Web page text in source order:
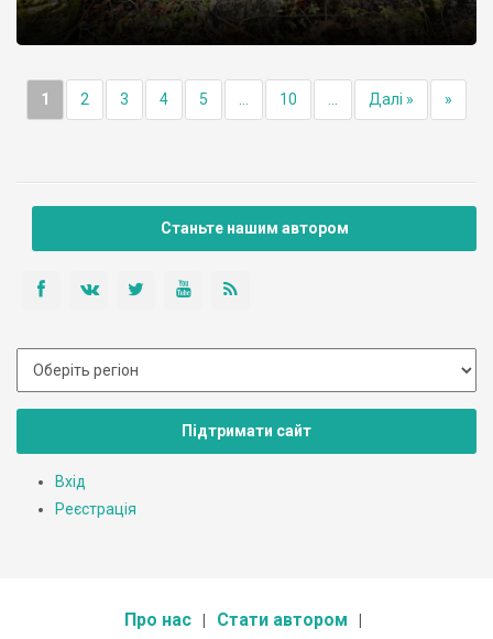
1 2 3 4 5 10 Далі » »
Станьте нашим автором
Підтримати сайт
Вхід
Реєстрація
Про нас Стати автором